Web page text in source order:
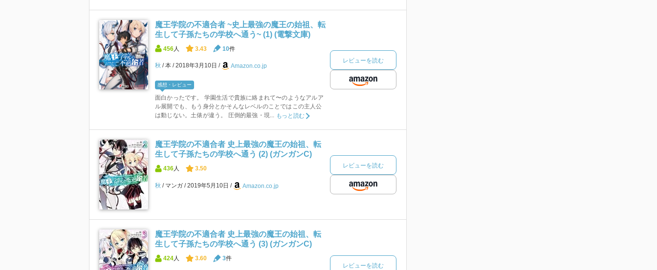
魔王学院の不適合者 ~史上最強の魔王の始祖、転
生して子孫たちの学校へ通う~ (1) (電撃文庫)
456 人 3.43 10件
秋 本 2018年3月10日 Amazon.co.jp
感想・レビュー
面白かったです。 学園生活で貴族に絡まれて〜のようなアルア
ル展開でも、もう身分とかそんなレベルのことではこの主人公
は動じない。土俵が違う。 圧倒的最強・現... もっと読む
レビューを読む
魔王学院の不適合者 史上最強の魔王の始祖、転
生して子孫たちの学校へ通う (2) (ガンガンC)
436人 3.50
秋 マンガ 2019年5月10日 Amazon.co.jp
レビューを読む
魔王学院の不適合者 史上最強の魔王の始祖、転
生して子孫たちの学校へ通う (3) (ガンガンC)
424人 3.60 3件
レビューを読む